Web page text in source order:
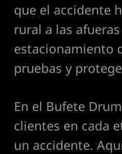
que el accidente
rural a las
estacionamiento
pruebas y
En el Bufete
clientes en cada
un accidente.